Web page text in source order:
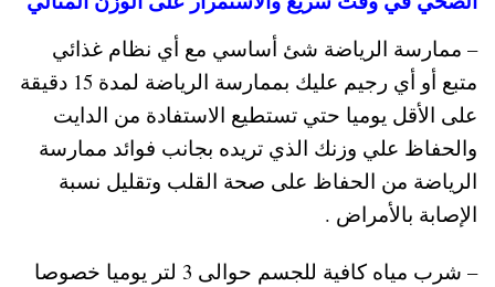
– ممارسة الرياضة شئ أساسي مع أي نظام غذائي
متبع أو أي رجيم عليك بممارسة الرياضة لمدة 15 دقيقة
على الأقل يوميا حتي تستطيع الاستفادة من الدايت
والحفاظ علي وزنك الذي تريده بجانب فوائد ممارسة
الرياضة من الحفاظ على صحة القلب وتقليل نسبة
الإصابة بالأمراض .
– شرب مياه كافية للجسم حوالى 3 لتر يوميا خصوصا